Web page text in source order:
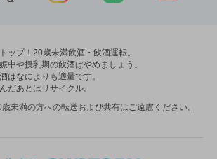
ップ！20歳未満飲酒・飲酒運転。
中や授乳期の飲酒はやめましょう。
はなによりも適量です。
だあとはリサイクル。
未満の方への転送および共有はご遠慮ください。